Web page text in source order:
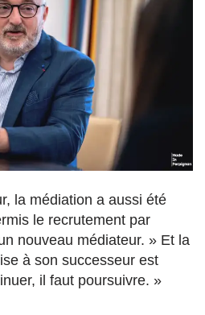
la médiation a aussi été
le recrutement par
nouveau médiateur. » Et la
à son successeur est
il faut poursuivre. »